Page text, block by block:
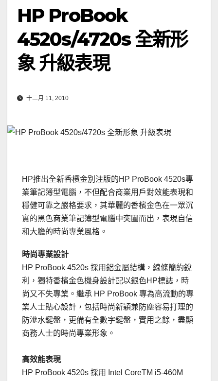
HP ProBook
4520s/4720s 全新形
象 升級表現
十二月 11, 2010
HP推出全新香檳金別注版的HP ProBook 4520s專
業筆記簿型電腦，不但配合商業用戶對效能表現和
穩健可靠之嚴格要求，其華麗的香檳金色在一眾沉
實的黑色商業筆記簿型電腦中突圍而出，表現自信
和大膽的時尚專業風格。
時尚專業設計
HP ProBook 4520s 採用鋁金屬結構，線條簡約銳
利，獨特香檳金色機身設計配以銀色HP標誌，時
尚又不失專業。繼承 HP ProBook 專為高流動的專
業人士貼心設計，包括時尚新穎兼防塵容易打理的
防滲水鍵盤，更備有全數字鍵盤，實用之餘，盡顯
商務人士的時尚專業形象。
高效能表現
HP ProBook 4520s 採用 Intel CoreTM i5-460M